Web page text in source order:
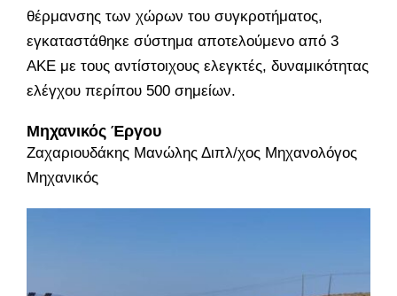
θέρμανσης των χώρων του συγκροτήματος,
εγκαταστάθηκε σύστημα αποτελούμενο από 3
ΑΚΕ με τους αντίστοιχους ελεγκτές, δυναμικότητας
ελέγχου περίπου 500 σημείων.
Μηχανικός Έργου
Ζαχαριουδάκης Μανώλης Διπλ/χος Μηχανολόγος
Μηχανικός